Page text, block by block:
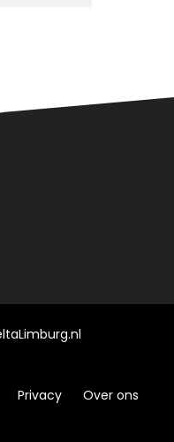
Privacy Over ons